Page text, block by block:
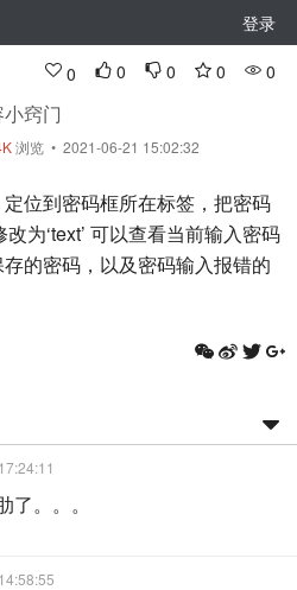
登录
0 0 0 0 0
窍门
浏览 • 2021-06-21 15:02:32
位到密码框所在标签，把密码
为‘text’ 可以查看当前输入密码
的密码，以及密码输入报错的
。。。